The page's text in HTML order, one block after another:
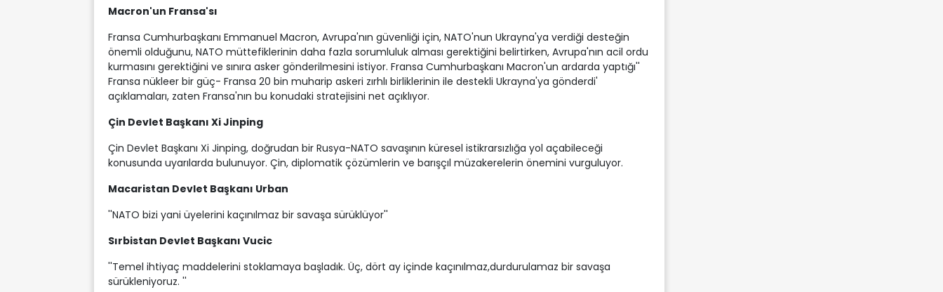
Macron'un Fransa'sı
Fransa Cumhurbaşkanı Emmanuel Macron, Avrupa'nın güvenliği için, NATO'nun Ukrayna'ya verdiği desteğin
önemli olduğunu, NATO müttefiklerinin daha fazla sorumluluk alması gerektiğini belirtirken, Avrupa'nın acil ordu
kurmasını gerektiğini ve sınıra asker gönderilmesini istiyor. Fransa Cumhurbaşkanı Macron'un ardarda yaptığı''
Fransa nükleer bir güç- Fransa 20 bin muharip askeri zırhlı birliklerinin ile destekli Ukrayna'ya gönderdi'
açıklamaları, zaten Fransa'nın bu konudaki stratejisini net açıklıyor.
Çin Devlet Başkanı Xi Jinping
Çin Devlet Başkanı Xi Jinping, doğrudan bir Rusya-NATO savaşının küresel istikrarsızlığa yol açabileceği
konusunda uyarılarda bulunuyor. Çin, diplomatik çözümlerin ve barışçıl müzakerelerin önemini vurguluyor.
Macaristan Devlet Başkanı Urban
''NATO bizi yani üyelerini kaçınılmaz bir savaşa sürüklüyor''
Sırbistan Devlet Başkanı Vucic
''Temel ihtiyaç maddelerini stoklamaya başladık. Üç, dört ay içinde kaçınılmaz,durdurulamaz bir savaşa
sürükleniyoruz. ''